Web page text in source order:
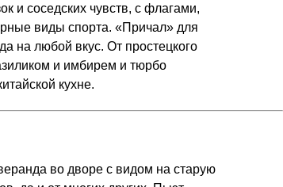
и соседских чувств, с флагами,
виды спорта. «Причал» для
на любой вкус. От простецкого
и имбирем и тюрбо
кухне.
во дворе с видом на старую